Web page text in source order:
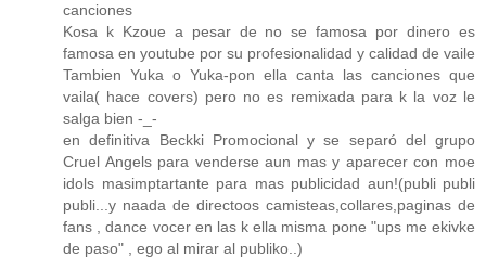
canciones
Kosa k Kzoue a pesar de no se famosa por dinero es
famosa en youtube por su profesionalidad y calidad de vaile
Tambien Yuka o Yuka-pon ella canta las canciones que
vaila( hace covers) pero no es remixada para k la voz le
salga bien -_-
en definitiva Beckki Promocional y se separó del grupo
Cruel Angels para venderse aun mas y aparecer con moe
idols masimptartante para mas publicidad aun!(publi publi
publi...y naada de directoos camisteas,collares,paginas de
fans , dance vocer en las k ella misma pone "ups me ekivke
de paso" , ego al mirar al publiko..)